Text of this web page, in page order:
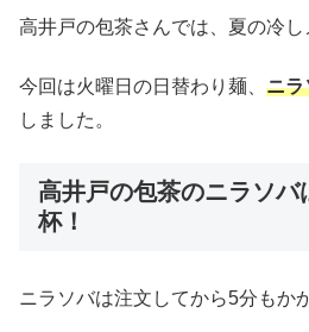
高井戸の包茶さんでは、夏の冷し
今回は火曜日の日替わり麺、 ニラ
しました。
高井戸の包茶のニラソバ
杯！
ニラソバは注文してから5分もか